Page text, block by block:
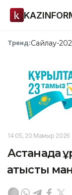
Тренд:Сайлау-
14:05, 20 Мамыр 2026
Астанада
қатысты